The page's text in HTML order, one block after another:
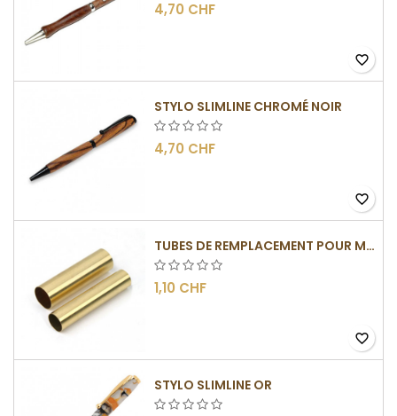
4,70 CHF
favorite_border
STYLO SLIMLINE CHROMÉ NOIR
4,70 CHF
favorite_border
TUBES DE REMPLACEMENT POUR MÉCANISMES SLIMLINE
1,10 CHF
favorite_border
STYLO SLIMLINE OR